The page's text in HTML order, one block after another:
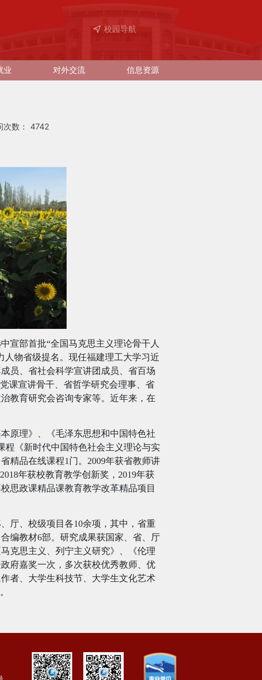
校园导航
业 对外交流 信息资源
次数： 4742
宣部首批“全国马克思主义理论骨干人
物省级提名。现任福建理工大学习近
员、省社会科学宣讲团成员、省百场
课宣讲骨干、省哲学研究会理事、省
教育研究会咨询专家等。近年来，在
原理》、《毛泽东思想和中国特色社
程《新时代中国特色社会主义理论与实
精品在线课程1门。 2009年获省教师讲
2018年获校教育教学创新奖， 2019年获
思政课精品课教育教学改革精品项目
厅、校级项目各10余项，其中，省重
编教材6部。研究成果获国家、省、厅
克思主义、列宁主义研究》、《伦理
府嘉奖一次，多次获校优秀教师、优
者、大学生科技节、大学生文化艺术